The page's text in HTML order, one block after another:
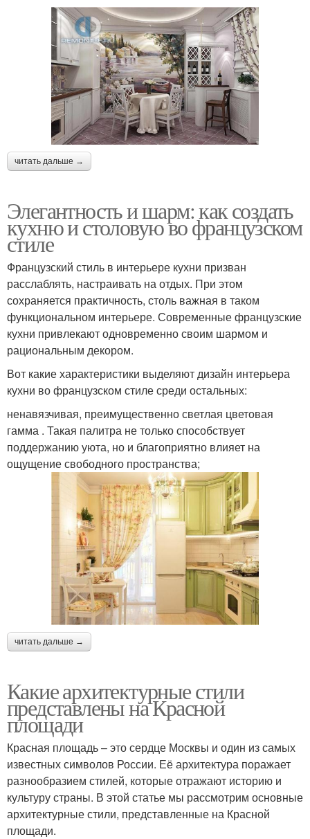
читать дальше →
Элегантность и шарм: как создать
кухню и столовую во французском
стиле
Французский стиль в интерьере кухни призван
расслаблять, настраивать на отдых. При этом
сохраняется практичность, столь важная в таком
функциональном интерьере. Современные французские
кухни привлекают одновременно своим шармом и
рациональным декором.
Вот какие характеристики выделяют дизайн интерьера
кухни во французском стиле среди остальных:
ненавязчивая, преимущественно светлая цветовая
гамма . Такая палитра не только способствует
поддержанию уюта, но и благоприятно влияет на
ощущение свободного пространства;
читать дальше →
Какие архитектурные стили
представлены на Красной
площади
Красная площадь – это сердце Москвы и один из самых
известных символов России. Её архитектура поражает
разнообразием стилей, которые отражают историю и
культуру страны. В этой статье мы рассмотрим основные
архитектурные стили, представленные на Красной
площади.